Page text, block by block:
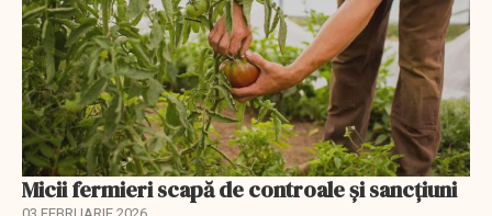
Micii fermieri scapă de controale și sancțiuni